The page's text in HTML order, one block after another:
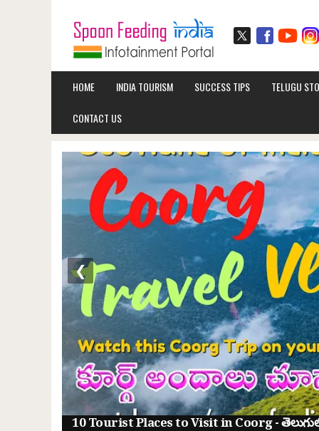
HOME INDIA TOURISM SUCCESS TIPS TELUGU
CONTACT US
10 Tourist Places to Visit in Coorg -
❮